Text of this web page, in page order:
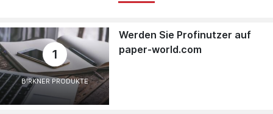
1
BIRKNER PRODUKTE
Werden Sie Profinutzer auf
paper-world.com